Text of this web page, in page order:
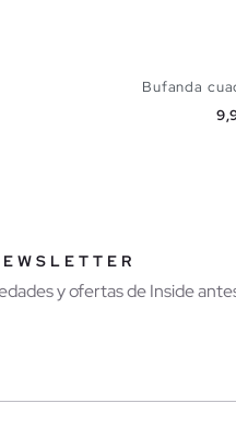
Bufanda
y ofertas de Inside